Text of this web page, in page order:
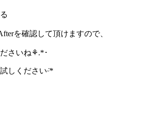
を確認して頂けますので、
さいね⚘.*･
しくださいᵕ̈*